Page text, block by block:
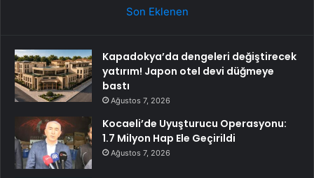
Son Eklenen
Kapadokya’da dengeleri değiştirecek
yatırım! Japon otel devi düğmeye
bastı
Ağustos 7, 2026
Kocaeli’de Uyuşturucu Operasyonu:
1.7 Milyon Hap Ele Geçirildi
Ağustos 7, 2026